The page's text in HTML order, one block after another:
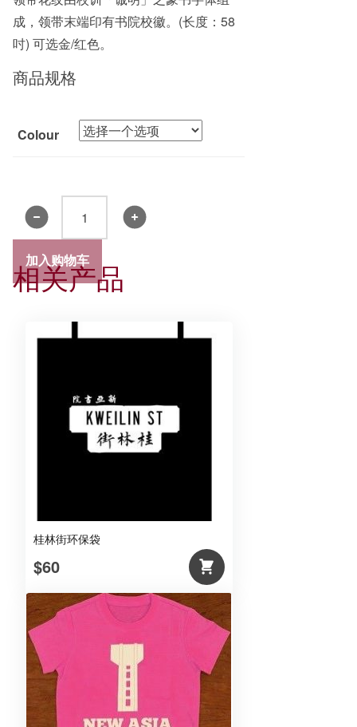
成，领带末端印有书院校徽。(长度：58
吋) 可选金/红色。
商品规格
Colour
领
带
2019
数
量
加入购物车
相关产品
桂林街环保袋
$60